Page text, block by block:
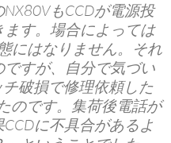
もCCDが電源投
す。場合によっては
にはなりません。それ
すが、自分で気づい
破損で修理依頼した
のです。集荷後電話が
に不具合があるよ